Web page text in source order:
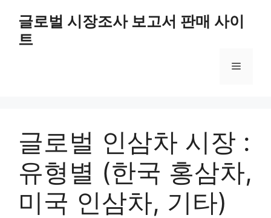
content
글로벌 시장조사 보고서 판매 사이
트
Menu
글로벌 인삼차 시장 :
유형별 (한국 홍삼차,
미국 인삼차, 기타)